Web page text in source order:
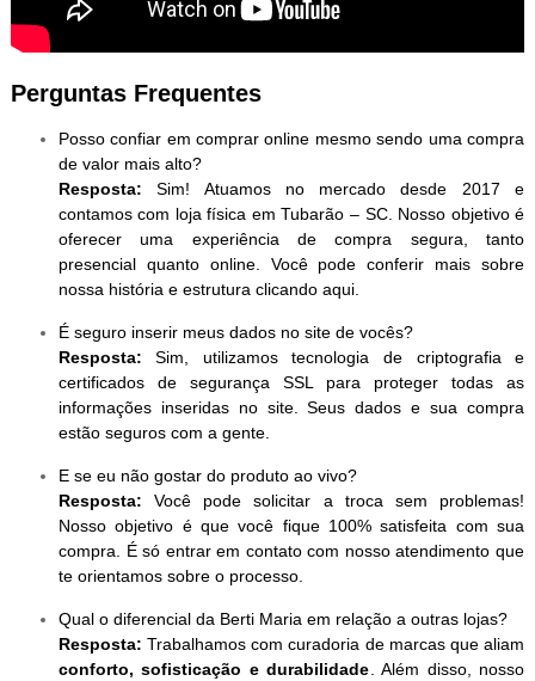
Perguntas Frequentes
Posso confiar em comprar online mesmo sendo uma compra
de valor mais alto?
Resposta: Sim! Atuamos no mercado desde 2017 e
contamos com loja física em Tubarão – SC. Nosso objetivo é
oferecer uma experiência de compra segura, tanto
presencial quanto online. Você pode conferir mais sobre
nossa história e estrutura clicando aqui.
É seguro inserir meus dados no site de vocês?
Resposta: Sim, utilizamos tecnologia de criptografia e
certificados de segurança SSL para proteger todas as
informações inseridas no site. Seus dados e sua compra
estão seguros com a gente.
E se eu não gostar do produto ao vivo?
Resposta: Você pode solicitar a troca sem problemas!
Nosso objetivo é que você fique 100% satisfeita com sua
compra. É só entrar em contato com nosso atendimento que
te orientamos sobre o processo.
Qual o diferencial da Berti Maria em relação a outras lojas?
Resposta: Trabalhamos com curadoria de marcas que aliam
conforto, sofisticação e durabilidade. Além disso, nosso